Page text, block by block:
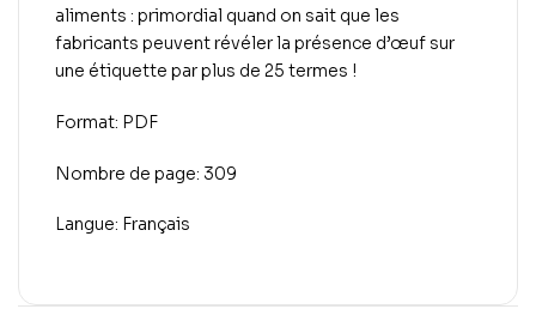
aliments : primordial quand on sait que les
fabricants peuvent révéler la présence d’œuf sur
une étiquette par plus de 25 termes !
Format: PDF
Nombre de page: 309
Langue: Français